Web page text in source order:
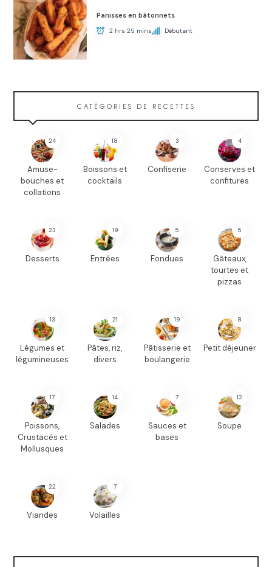
Panisses en bâtonnets
2 hrs 25 mins Débutant
CATÉGORIES DE RECETTES
24
Amuse-
bouches et
collations
18
Boissons et
cocktails
3
Confiserie
4
Conserves et
confitures
23
Desserts
19
Entrées
5
Fondues
5
Gâteaux,
tourtes et
pizzas
13
Légumes et
légumineuses
21
Pâtes, riz,
divers
19
Pâtisserie et
boulangerie
8
Petit déjeuner
17
Poissons,
Crustacés et
Mollusques
14
Salades
7
Sauces et
bases
12
Soupe
22
Viandes
7
Volailles